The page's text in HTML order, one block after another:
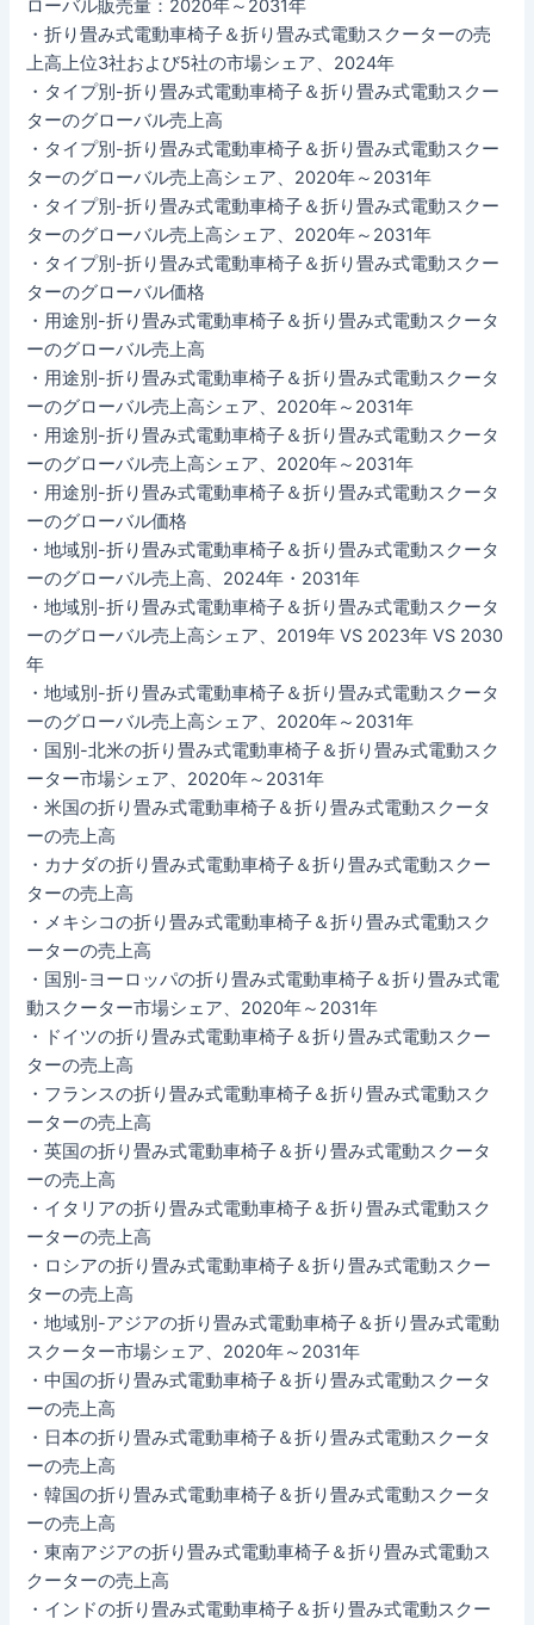
ローバル販売量：2020年～2031年
・折り畳み式電動車椅子＆折り畳み式電動スクーターの売
上高上位3社および5社の市場シェア、2024年
・タイプ別-折り畳み式電動車椅子＆折り畳み式電動スクー
ターのグローバル売上高
・タイプ別-折り畳み式電動車椅子＆折り畳み式電動スクー
ターのグローバル売上高シェア、2020年～2031年
・タイプ別-折り畳み式電動車椅子＆折り畳み式電動スクー
ターのグローバル売上高シェア、2020年～2031年
・タイプ別-折り畳み式電動車椅子＆折り畳み式電動スクー
ターのグローバル価格
・用途別-折り畳み式電動車椅子＆折り畳み式電動スクータ
ーのグローバル売上高
・用途別-折り畳み式電動車椅子＆折り畳み式電動スクータ
ーのグローバル売上高シェア、2020年～2031年
・用途別-折り畳み式電動車椅子＆折り畳み式電動スクータ
ーのグローバル売上高シェア、2020年～2031年
・用途別-折り畳み式電動車椅子＆折り畳み式電動スクータ
ーのグローバル価格
・地域別-折り畳み式電動車椅子＆折り畳み式電動スクータ
ーのグローバル売上高、2024年・2031年
・地域別-折り畳み式電動車椅子＆折り畳み式電動スクータ
ーのグローバル売上高シェア、2019年 VS 2023年 VS 2030
年
・地域別-折り畳み式電動車椅子＆折り畳み式電動スクータ
ーのグローバル売上高シェア、2020年～2031年
・国別-北米の折り畳み式電動車椅子＆折り畳み式電動スク
ーター市場シェア、2020年～2031年
・米国の折り畳み式電動車椅子＆折り畳み式電動スクータ
ーの売上高
・カナダの折り畳み式電動車椅子＆折り畳み式電動スクー
ターの売上高
・メキシコの折り畳み式電動車椅子＆折り畳み式電動スク
ーターの売上高
・国別-ヨーロッパの折り畳み式電動車椅子＆折り畳み式電
動スクーター市場シェア、2020年～2031年
・ドイツの折り畳み式電動車椅子＆折り畳み式電動スクー
ターの売上高
・フランスの折り畳み式電動車椅子＆折り畳み式電動スク
ーターの売上高
・英国の折り畳み式電動車椅子＆折り畳み式電動スクータ
ーの売上高
・イタリアの折り畳み式電動車椅子＆折り畳み式電動スク
ーターの売上高
・ロシアの折り畳み式電動車椅子＆折り畳み式電動スクー
ターの売上高
・地域別-アジアの折り畳み式電動車椅子＆折り畳み式電動
スクーター市場シェア、2020年～2031年
・中国の折り畳み式電動車椅子＆折り畳み式電動スクータ
ーの売上高
・日本の折り畳み式電動車椅子＆折り畳み式電動スクータ
ーの売上高
・韓国の折り畳み式電動車椅子＆折り畳み式電動スクータ
ーの売上高
・東南アジアの折り畳み式電動車椅子＆折り畳み式電動ス
クーターの売上高
・インドの折り畳み式電動車椅子＆折り畳み式電動スクー